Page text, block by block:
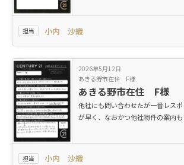
担当 小内 沙織
2026年5月12日
あきる野市在住 F様
あきる野市在住 F様
他社にも問い合わせたが一番レス
が早く、なおかつ他社物件の案内
担当 小内 沙織